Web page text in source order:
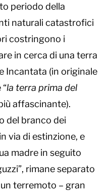
periodo della
naturali catastrofici
costringono i
in cerca di una terra
Incantata (in originale
“la terra prima del
affascinante).
del branco dei
via di estinzione, e
madre in seguito
rimane separato
terremoto – gran